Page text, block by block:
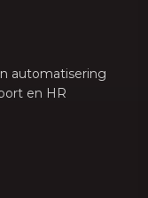
automatisering
en HR